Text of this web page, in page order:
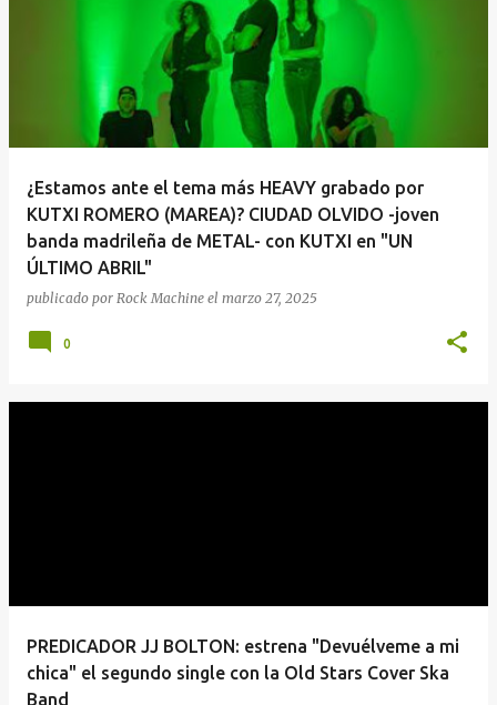
¿Estamos ante el tema más HEAVY grabado por
KUTXI ROMERO (MAREA)? CIUDAD OLVIDO -joven
banda madrileña de METAL- con KUTXI en "UN
ÚLTIMO ABRIL"
publicado por Rock Machine el marzo 27, 2025
0
PREDICADOR JJ BOLTON: estrena "Devuélveme a mi
chica" el segundo single con la Old Stars Cover Ska
Band